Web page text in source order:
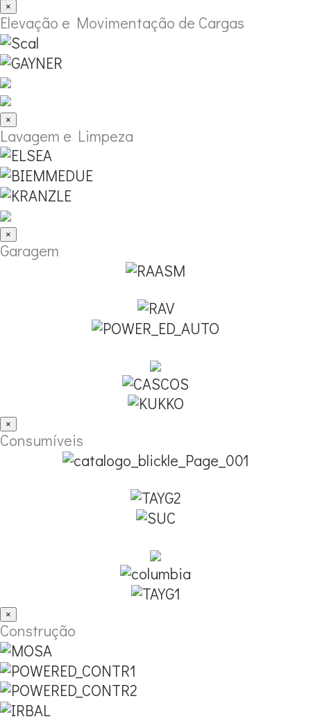
×
Elevação e Movimentação de Cargas
×
Lavagem e Limpeza
×
Garagem
×
Consumíveis
×
Construção